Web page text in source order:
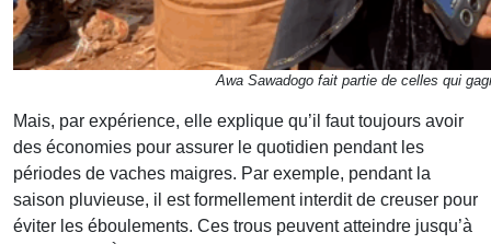
Awa Sawadogo fait partie de celles qui
Mais, par expérience, elle explique qu’il faut toujours avoir
des économies pour assurer le quotidien pendant les
périodes de vaches maigres. Par exemple, pendant la
saison pluvieuse, il est formellement interdit de creuser pour
éviter les éboulements. Ces trous peuvent atteindre jusqu’à